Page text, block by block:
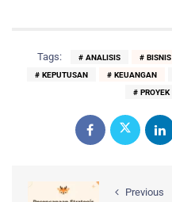
Tags: ANALISIS BISNIS
KEPUTUSAN
KEUANGAN
PROYEK
Previous